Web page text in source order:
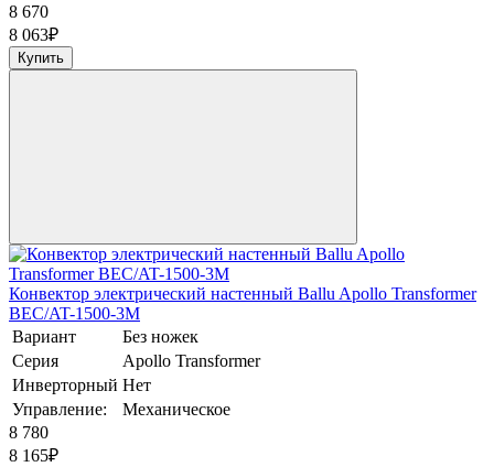
8 670
8 063₽
Купить
Конвектор электрический настенный Ballu Apollo Transformer
BEC/AT-1500-3M
Вариант
Без ножек
Серия
Apollo Transformer
Инверторный Нет
Управление:
Механическое
8 780
8 165₽